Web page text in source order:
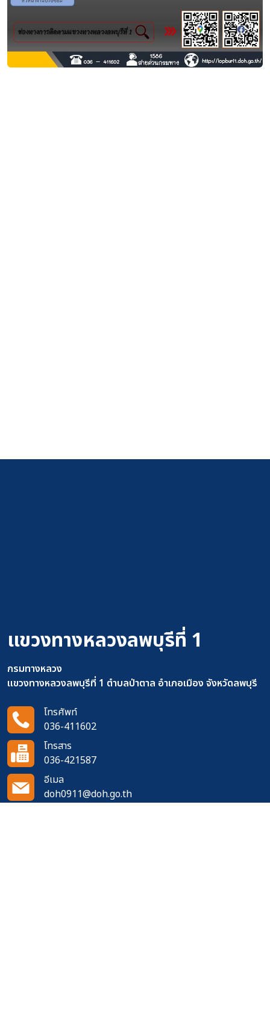
แขวงทางหลวงลพบุรีที่ 1
กรมทางหลวง
แขวงทางหลวงลพบุรีที่ 1 ตำบลป่าตาล อำเภอเมือง จังหวัดลพบุรี
โทรศัพท์
036-411602
โทรสาร
036-421587
อีเมล
doh0911@doh.go.th